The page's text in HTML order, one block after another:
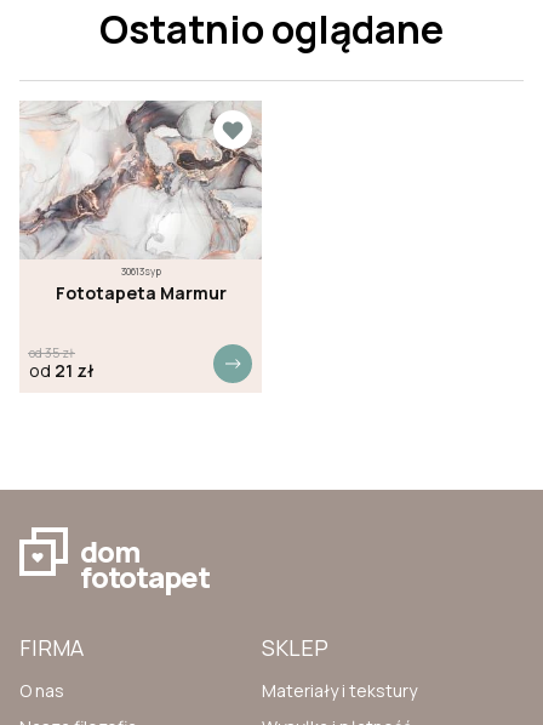
Ostatnio oglądane
30613syp
Fototapeta Marmur
od35zł
od 21 zł
dom
fototapet
FIRMA
O nas
SKLEP
Materiały i tekstury